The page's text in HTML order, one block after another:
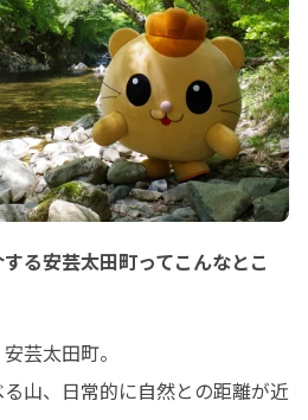
る安芸太田町ってこんなとこ
芸太田町。
山、日常的に自然との距離が近